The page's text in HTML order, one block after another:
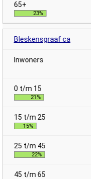
23%
Bleskensgraaf ca
21%
15%
22%